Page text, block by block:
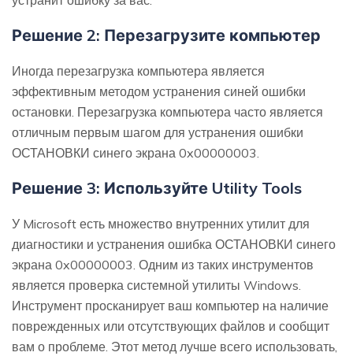
Решение 2: Перезагрузите компьютер
Иногда перезагрузка компьютера является
эффективным методом устранения синей ошибки
остановки. Перезагрузка компьютера часто является
отличным первым шагом для устранения ошибки
ОСТАНОВКИ синего экрана 0x00000003.
Решение 3: Используйте Utility Tools
У Microsoft есть множество внутренних утилит для
диагностики и устранения ошибка ОСТАНОВКИ синего
экрана 0x00000003. Одним из таких инструментов
является проверка системной утилиты Windows.
Инструмент просканирует ваш компьютер на наличие
поврежденных или отсутствующих файлов и сообщит
вам о проблеме. Этот метод лучше всего использовать,